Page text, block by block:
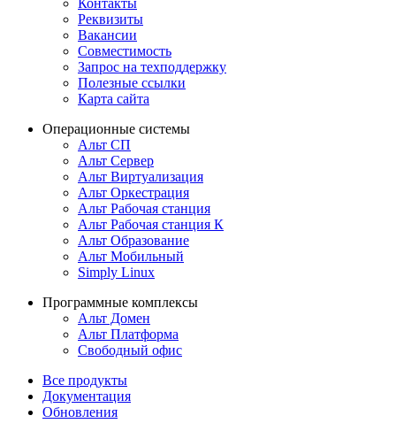
Контакты
Реквизиты
Вакансии
Совместимость
Запрос на техподдержку
Полезные ссылки
Карта сайта
Операционные системы
Альт СП
Альт Сервер
Альт Виртуализация
Альт Оркестрация
Альт Рабочая станция
Альт Рабочая станция К
Альт Образование
Альт Мобильный
Simply Linux
Программные комплексы
Альт Домен
Альт Платформа
Свободный офис
Все продукты
Документация
Обновления